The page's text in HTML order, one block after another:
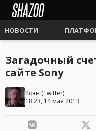
НОВОСТИ
Загадочный
сайте Sony
Коэн (Twitter)
18:23, 14 мая 2013